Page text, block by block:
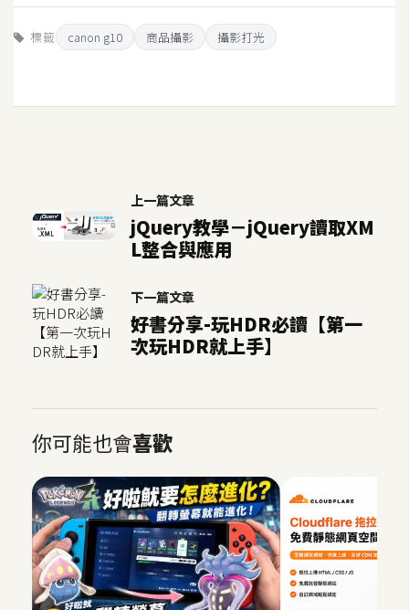
標籤 canon g10 商品攝影 攝影打光
上一篇文章
jQuery教學－jQuery讀取XM
L整合與應用
下一篇文章
好書分享-玩HDR必讀【第一
次玩HDR就上手】
你可能也會喜歡